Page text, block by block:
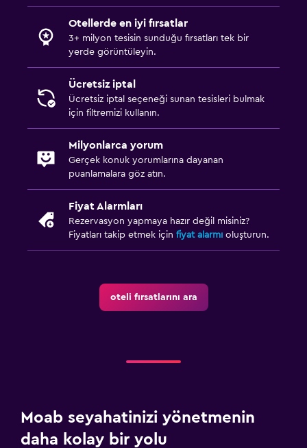
Otellerde en iyi fırsatlar
3+ milyon tesisin sunduğu fırsatları tek bir
yerde görüntüleyin.
Ücretsiz iptal
Ücretsiz iptal seçeneği sunan tesisleri bulmak
için filtremizi kullanın.
Milyonlarca yorum
Gerçek konuk yorumlarına dayanan
puanlamalara göz atın.
Fiyat Alarmları
Rezervasyon yapmaya hazır değil misiniz?
Fiyatları takip etmek için fiyat alarmı oluşturun.
oteli fırsatlarını ara
Moab seyahatinizi yönetmenin
daha kolay bir yolu